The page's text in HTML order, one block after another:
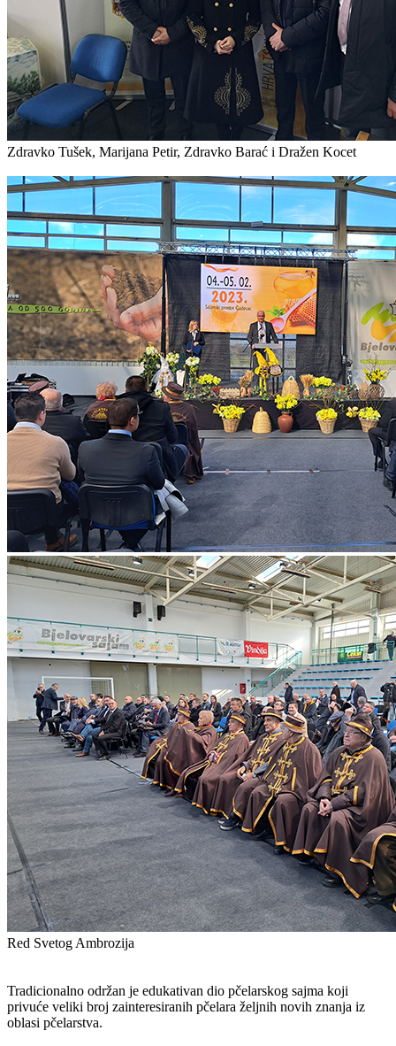
Zdravko Tušek, Marijana Petir, Zdravko Barać i Dražen Kocet
Red Svetog Ambrozija
Tradicionalno održan je edukativan dio pčelarskog sajma koji
privuće veliki broj zainteresiranih pčelara željnih novih znanja iz
oblasi pčelarstva.